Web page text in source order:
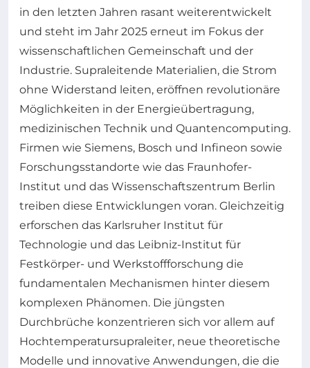
in den letzten Jahren rasant weiterentwickelt
und steht im Jahr 2025 erneut im Fokus der
wissenschaftlichen Gemeinschaft und der
Industrie. Supraleitende Materialien, die Strom
ohne Widerstand leiten, eröffnen revolutionäre
Möglichkeiten in der Energieübertragung,
medizinischen Technik und Quantencomputing.
Firmen wie Siemens, Bosch und Infineon sowie
Forschungsstandorte wie das Fraunhofer-
Institut und das Wissenschaftszentrum Berlin
treiben diese Entwicklungen voran. Gleichzeitig
erforschen das Karlsruher Institut für
Technologie und das Leibniz-Institut für
Festkörper- und Werkstoffforschung die
fundamentalen Mechanismen hinter diesem
komplexen Phänomen. Die jüngsten
Durchbrüche konzentrieren sich vor allem auf
Hochtemperatursupraleiter, neue theoretische
Modelle und innovative Anwendungen, die die